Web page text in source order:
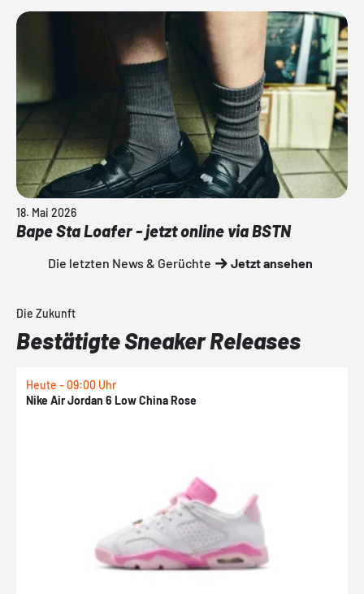
18. Mai 2026
Bape Sta Loafer - jetzt online via BSTN
Die letzten News & Gerüchte Jetzt ansehen
Die Zukunft
Bestätigte Sneaker Releases
Heute - 09:00 Uhr
Nike Air Jordan 6 Low China Rose